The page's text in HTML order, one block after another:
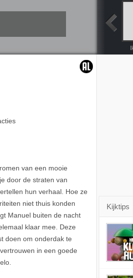
van een mooie
door de straten van
hun verhaal. Hoe ze
niet thuis konden
Manuel buiten de nacht
klaar mee. Deze
doen om onderdak te
in een goede
Kijktips